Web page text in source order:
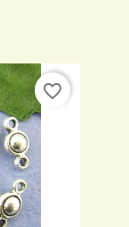
favorite_border